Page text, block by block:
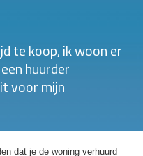
te koop, ik woon er
huurder
voor mijn
dat je de woning verhuurd